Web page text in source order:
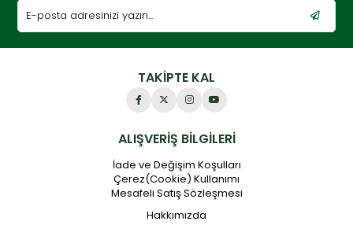
TAKİPTE KAL
ALIŞVERİŞ BİLGİLERİ
İade ve Değişim Koşulları
Çerez(Cookie) Kullanımı
Mesafeli Satış Sözleşmesi
Hakkımızda